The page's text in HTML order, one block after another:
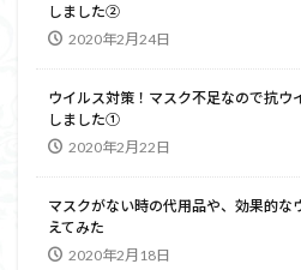
しました②
2020年2月24日
ウイルス対策！マスク不足なので抗ウ
しました①
2020年2月22日
マスクがない時の代用品や、効果的な
えてみた
2020年2月18日